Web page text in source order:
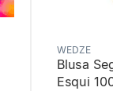
WEDZE
Blusa
Esqui